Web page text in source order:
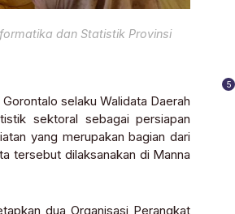
dan Statistik Provinsi
selaku Walidata Daerah
sektoral sebagai persiapan
yang merupakan bagian dari
tersebut dilaksanakan di Manna
dua Organisasi Perangkat
5